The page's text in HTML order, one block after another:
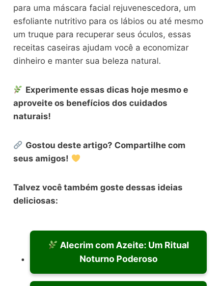
para uma máscara facial rejuvenescedora, um
esfoliante nutritivo para os lábios ou até mesmo
um truque para recuperar seus óculos, essas
receitas caseiras ajudam você a economizar
dinheiro e manter sua beleza natural.
Experimente essas dicas hoje mesmo e
aproveite os benefícios dos cuidados
naturais!
Gostou deste artigo? Compartilhe com
seus amigos!
Talvez você também goste dessas ideias
deliciosas:
Alecrim com Azeite: Um Ritual
Noturno Poderoso